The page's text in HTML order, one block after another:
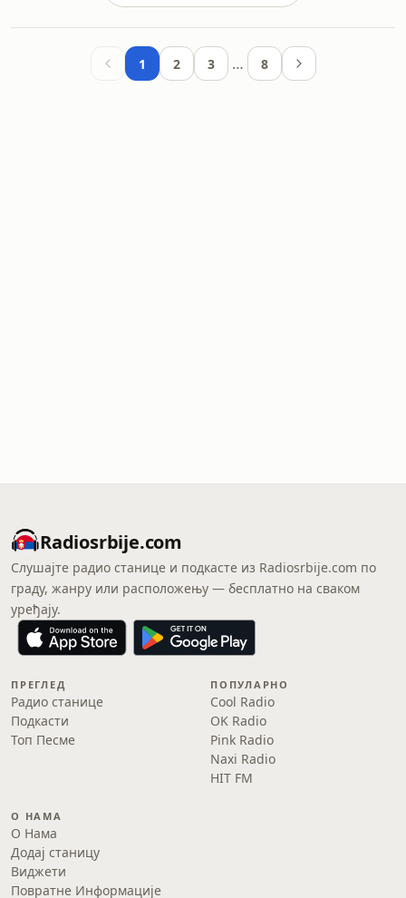
1 2 3 … 8
Radiosrbije.com
Слушајте радио станице и подкасте из Radiosrbije.com по
граду, жанру или расположењу — бесплатно на сваком
уређају.
ПРЕГЛЕД
Радио станице
Подкасти
Топ Песме
ПОПУЛАРНО
Cool Radio
OK Radio
Pink Radio
Naxi Radio
HIT FM
О НАМА
О Нама
Додај станицу
Виджети
Повратне Информације